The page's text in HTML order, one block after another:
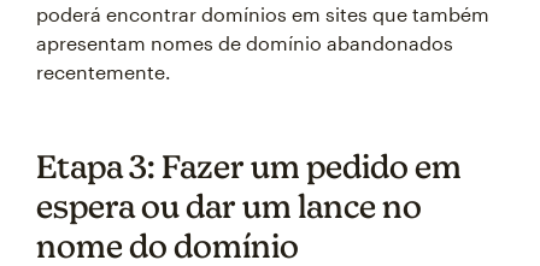
poderá encontrar domínios em sites que também
apresentam nomes de domínio abandonados
recentemente.
Etapa 3: Fazer um pedido em
espera ou dar um lance no
nome do domínio